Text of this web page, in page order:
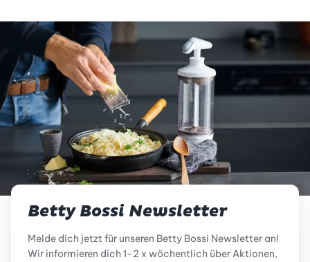
Betty Bossi Newsletter
Melde dich jetzt für unseren Betty Bossi Newsletter an!
Wir informieren dich 1-2 x wöchentlich über Aktionen,